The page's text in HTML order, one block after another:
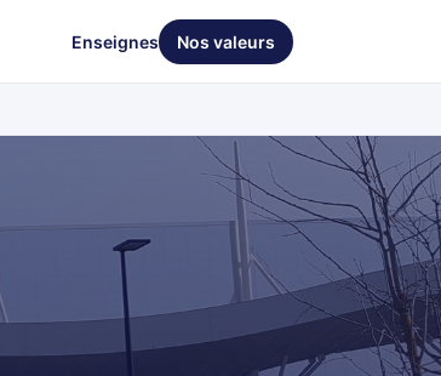
Enseignes Nos valeurs